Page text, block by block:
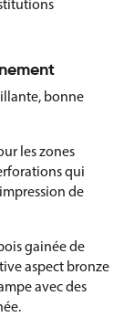
bonne
les zones
qui
de
gainée de
aspect bronze
avec des